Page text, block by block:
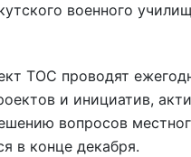
военного
ТОС проводят
и инициатив,
вопросов
в конце декабря.